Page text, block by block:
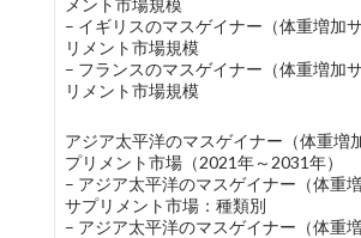
メント市場規模
– イギリスのマスゲイナー（体重増加
リメント市場規模
– フランスのマスゲイナー（体重増加
リメント市場規模
アジア太平洋のマスゲイナー（体重増
プリメント市場（2021年～2031年）
– アジア太平洋のマスゲイナー（体重
サプリメント市場：種類別
– アジア太平洋のマスゲイナー（体重